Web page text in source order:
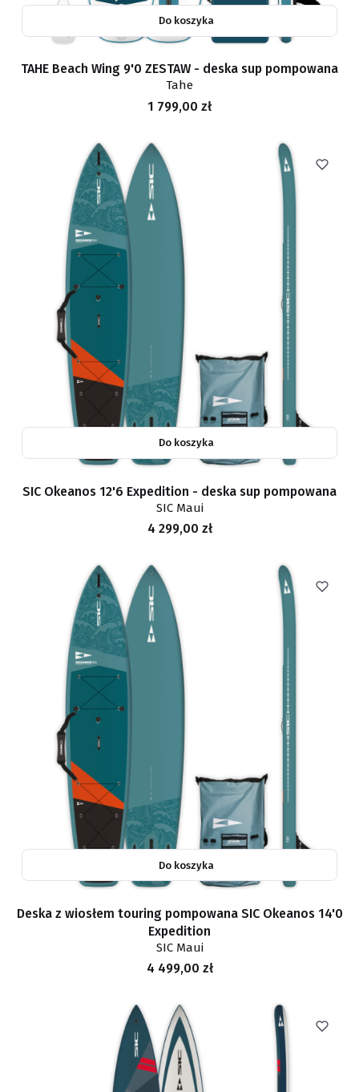
Do koszyka
TAHE Beach Wing 9'0 ZESTAW - deska sup pompowana
Tahe
Cena
1 799,00 zł
Do koszyka
SIC Okeanos 12'6 Expedition - deska sup pompowana
SIC Maui
Cena
4 299,00 zł
Do koszyka
Deska z wiosłem touring pompowana SIC Okeanos 14'0
Expedition
SIC Maui
Cena
4 499,00 zł